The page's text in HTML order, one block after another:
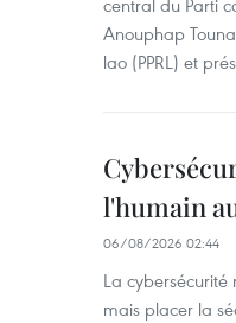
Anouphap
lao (PPRL) et
l'humain
06/08/2026 02:44
La
mais placer la